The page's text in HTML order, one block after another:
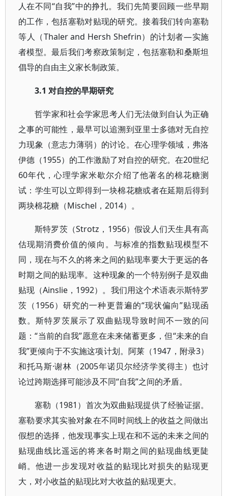
人在不同“自我”中的挣扎。我们先简要回顾一些早期
的工作，包括塞勒对贴现的研究。接着我们转向塞勒
等人（Thaler and Hersh Shefrin）的计划者—实施
者模型。最后我们考察政策制定，包括塞勒和桑斯坦
倡导的自由主义家长制政策。
3.1 对自控的早期研究
哲学家和社会学家思考人们无法做到自认为正确
之事的可能性，最早可以追溯到亚里士多德对无自控
力现象（意志力薄弱）的讨论。在心理学领域，弗洛
伊德（1955）的工作激励了对自控的研究。在20世纪
60年代，心理学家米歇尔介绍了他著名的棉花糖测
试：学生可以立即得到一块棉花糖或者在延期后得到
两块棉花糖（Mischel，2014）。
斯特罗茨（Strotz，1956）假设人们天生具有高
估现期消费价值的倾向。与标准的指数贴现模型不
同，现在与不久的将来之间的贴现率要大于更远的各
时期之间的贴现率。这种现象的一个特别例子是双曲
贴现（Ainslie，1992）。我们用这个术语表示斯特罗
茨（1956）研究的一种更普遍的“现状偏向”贴现函
数。斯特罗茨展示了双曲贴现导致时间不一致的问
题：“当前的自我”愿意在未来储蓄更多，但“未来的自
我”更倾向于不实施这项计划。阿莱（1947，附录3）
和托马斯·谢林（2005年诺贝尔经济学奖得主）也讨
论过跨期选择可能涉及不同“自我”之间的矛盾。
塞勒（1981）首次为双曲贴现提供了经验证据。
塞勒要求其实验对象在不同时间线上的收益之间做出
假想的选择，他发现事实上现在和不远的未来之间的
贴现曲线比遥远的将来各时期之间的贴现曲线更陡
峭。他进一步发现对收益的贴现比对损失的贴现更
大，对小收益的贴现比对大收益的贴现更大。